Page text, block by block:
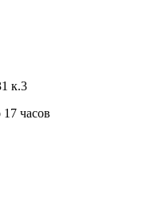
к.3
часов